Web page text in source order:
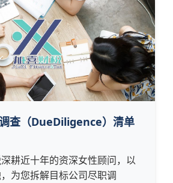
查（DueDiligence）清单
耕近十年的资深女性顾问，以
为您拆解目标公司尽职调